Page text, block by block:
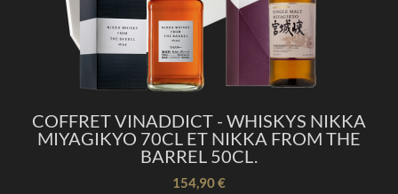
COFFRET VINADDICT - WHISKYS NIKKA
MIYAGIKYO 70CL ET NIKKA FROM THE
BARREL 50CL.
154,90 €